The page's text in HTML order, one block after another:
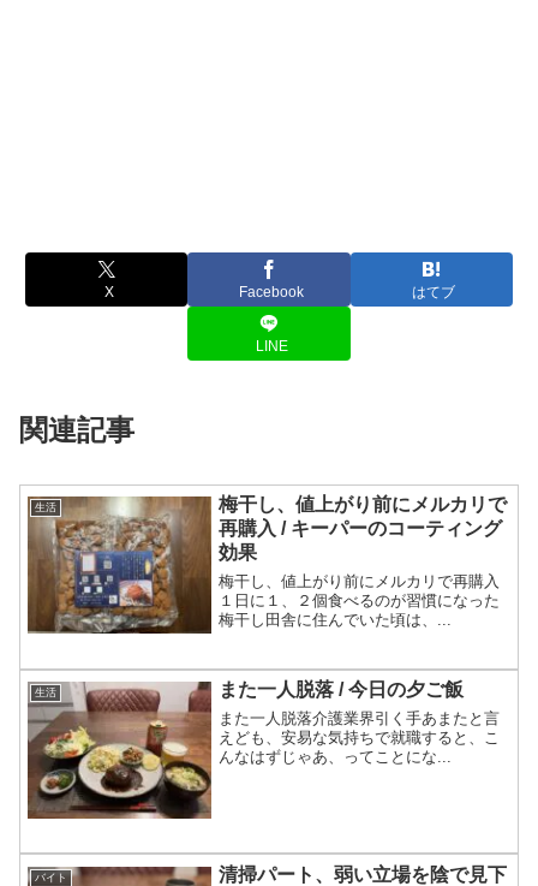
X Facebook はてブ
LINE
関連記事
生活
梅干し、値上がり前にメルカリで
再購入 / キーパーのコーティング
効果
梅干し、値上がり前にメルカリで再購入
１日に１、２個食べるのが習慣になった
梅干し田舎に住んでいた頃は、...
生活 また一人脱落 / 今日の夕ご飯
また一人脱落介護業界引く手あまたと言
えども、安易な気持ちで就職すると、こ
んなはずじゃあ、ってことにな...
バイト
清掃パート、弱い立場を陰で見下